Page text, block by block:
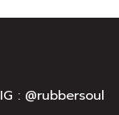
IG : @rubbersoul